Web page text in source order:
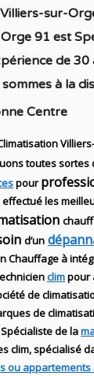
sur-
91 est S
de
sommes à la
Centre
toutes sortes
pour
les
d’un
Chauffage à
climpour
de
de
de la
clim,spécialisé
ou